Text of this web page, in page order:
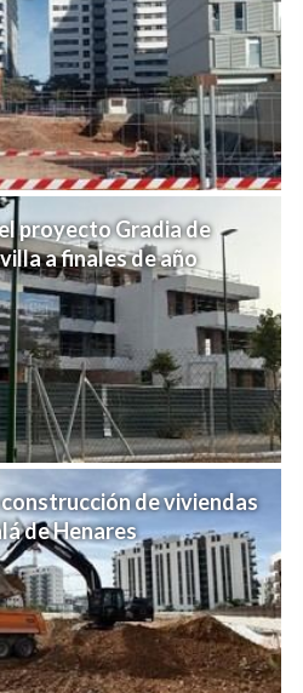
proyecto Gradia de
a finales de año
construcción de viviendas
de Henares